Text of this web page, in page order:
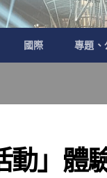
國際 專題、
動」體